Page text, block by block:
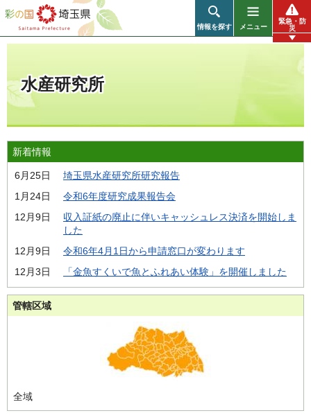
彩の国 埼玉県
情報を探す メニュー
緊急・防
災
水産研究所
新着情報
6月25日
埼玉県水産研究所研究報告
1月24日
令和6年度研究成果報告会
12月9日
収入証紙の廃止に伴いキャッシュレス決済を開始しま
した
12月9日
令和6年4月1日から申請窓口が変わります
12月3日
「金魚すくいで魚とふれあい体験」を開催しました
管轄区域
全域